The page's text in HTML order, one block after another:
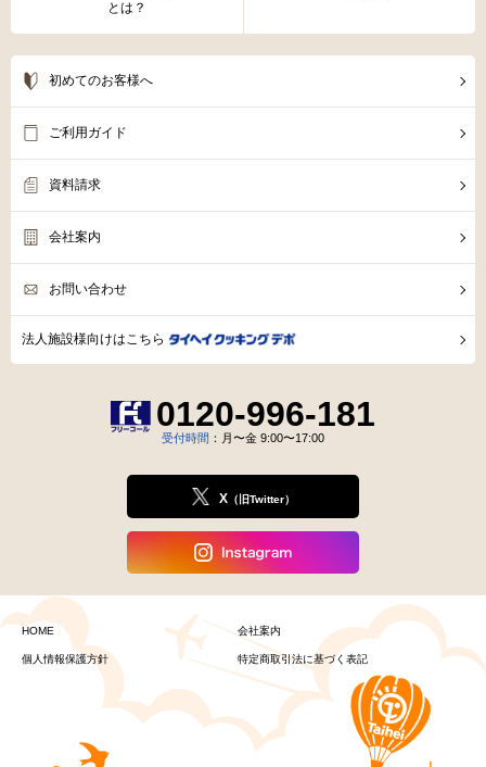
とは？
初めてのお客様へ
ご利用ガイド
資料請求
会社案内
お問い合わせ
法人施設様向けはこちら
0120-996-181
受付時間 ：月〜金 9:00〜17:00
X （旧Twitter）
HOME 会社案内
個人情報保護方針 特定商取引法に基づく表記